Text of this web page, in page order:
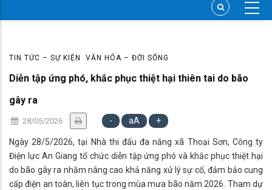
TIN TỨC – SỰ KIỆN VĂN HÓA – ĐỜI SỐNG
Diễn tập ứng phó, khắc phục thiệt hại thiên tai do bão
gây ra
28/05/2026 - aA +
Ngày 28/5/2026, tại Nhà thi đấu đa năng xã Thoại Sơn, Công ty
Điện lực An Giang tổ chức diễn tập ứng phó và khắc phục thiệt hại
do bão gây ra nhằm nâng cao khả năng xử lý sự cố, đảm bảo cung
cấp điện an toàn, liên tục trong mùa mưa bão năm 2026. Tham dự